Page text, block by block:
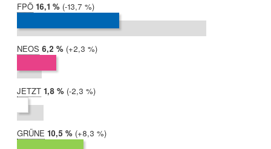
FPÖ 2019:
16,1 %
2017:
29,8 %
Differenz:
-13,7 %
NEOS 2019:
6,2 %
2017:
3,9 %
Differenz:
+2,3 %
JETZT 2019:
1,8 %
2017:
4,2 %
Differenz:
-2,3 %
GRÜNE 2019:
10,5 %
2017:
2,2 %
Differenz:
+8,3 %